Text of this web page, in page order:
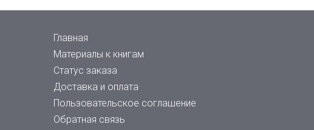
Главная
Материалы к книгам
Статус заказа
Доставка и оплата
Пользовательское соглашение
Обратная связь